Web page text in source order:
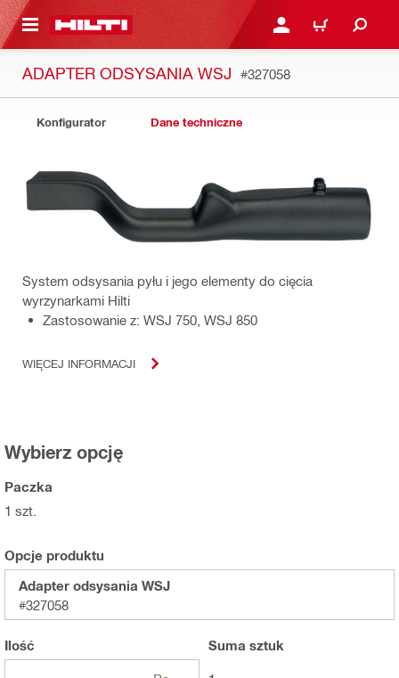
GŁÓWNEJ ZALOGUJ SIĘ LUB
KOSZYK
ADAPTER ODSYSANIA WSJ #327058
Konfigurator Dane techniczne
System odsysania pyłu i jego elementy do cięcia
wyrzynarkami Hilti
Zastosowanie z: WSJ 750, WSJ 850
WIĘCEJ INFORMACJI
Wybierz opcję
Paczka
1 szt.
Opcje produktu
Adapter odsysania WSJ
#327058
Ilość Suma sztuk